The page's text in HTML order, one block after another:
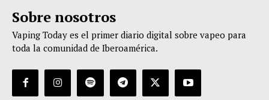
Sobre nosotros
Vaping Today es el primer diario digital sobre vapeo para
toda la comunidad de Iberoamérica.